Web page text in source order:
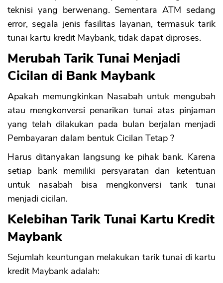
teknisi yang berwenang. Sementara ATM sedang
error, segala jenis fasilitas layanan, termasuk tarik
tunai kartu kredit Maybank, tidak dapat diproses.
Merubah Tarik Tunai Menjadi
Cicilan di Bank Maybank
Apakah memungkinkan Nasabah untuk mengubah
atau mengkonversi penarikan tunai atas pinjaman
yang telah dilakukan pada bulan berjalan menjadi
Pembayaran dalam bentuk Cicilan Tetap ?
Harus ditanyakan langsung ke pihak bank. Karena
setiap bank memiliki persyaratan dan ketentuan
untuk nasabah bisa mengkonversi tarik tunai
menjadi cicilan.
Kelebihan Tarik Tunai Kartu Kredit
Maybank
Sejumlah keuntungan melakukan tarik tunai di kartu
kredit Maybank adalah: